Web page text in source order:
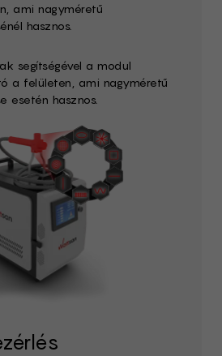
ami nagyméretű
hasznos.
segítségével a modul
a felületen, ami nagyméretű
esetén hasznos.